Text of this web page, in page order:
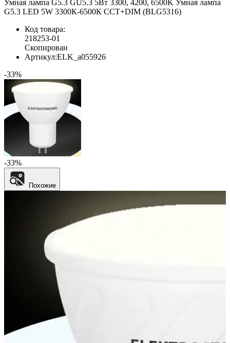
Умная лампа G5.3 GU5.3 5Вт 3300, 4200, 6500K Умная лампа
G5.3 LED 5W 3300К-6500К CCT+DIM (BLG5316)
Код товара:
218253-01
Скопирован
Артикул:ELK_a055926
-33%
-33%
Похожие